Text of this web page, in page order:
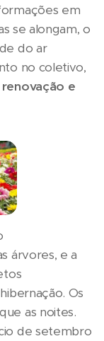
em
se alongam, o
do ar
no coletivo,
e
árvores, e a
Os
as noites.
de setembro